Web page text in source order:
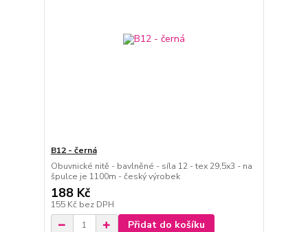
B12 - černá
Obuvnické nitě - bavlněné - síla 12 - tex 29,5x3 - na
špulce je 1100m - český výrobek
188 Kč
155 Kč bez DPH
Přidat do košíku